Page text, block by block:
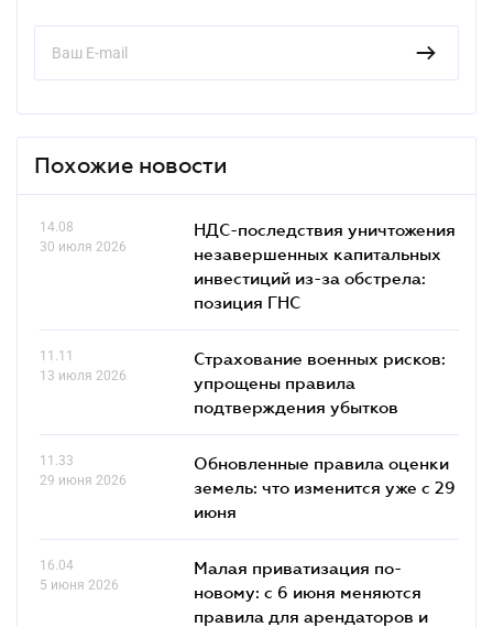
Похожие новости
14.08
30 июля 2026
НДС-последствия уничтожения
незавершенных капитальных
инвестиций из-за обстрела:
позиция ГНС
11.11
13 июля 2026
Страхование военных рисков:
упрощены правила
подтверждения убытков
11.33
29 июня 2026
Обновленные правила оценки
земель: что изменится уже с 29
июня
16.04
5 июня 2026
Малая приватизация по-
новому: с 6 июня меняются
правила для арендаторов и